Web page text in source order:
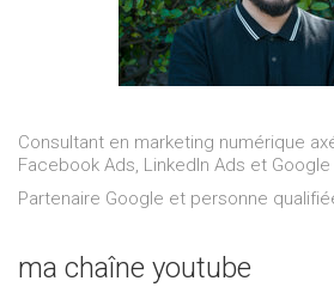
Consultant en marketing numérique
Facebook Ads, LinkedIn Ads et Google
Partenaire Google et personne
ma chaîne youtube